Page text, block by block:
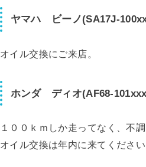
ヤマハ ビーノ(SA17J-
オイル交換にご来店。
ホンダ ディオ(AF68-
１００ｋｍしか走ってなく、不
オイル交換は年内に来てくださ